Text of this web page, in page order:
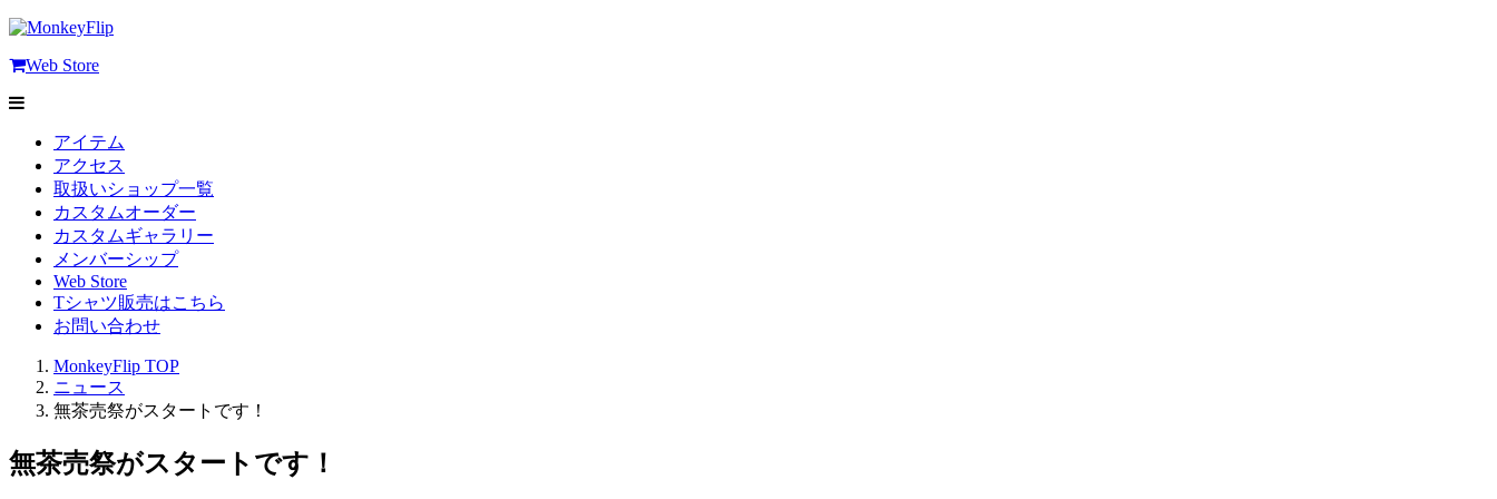
Web Store
アイテム
アクセス
取扱いショップ一覧
カスタムオーダー
カスタムギャラリー
メンバーシップ
Web Store
Tシャツ販売はこちら
お問い合わせ
MonkeyFlip TOP
ニュース
無茶売祭がスタートです！
無茶売祭がスタートです！